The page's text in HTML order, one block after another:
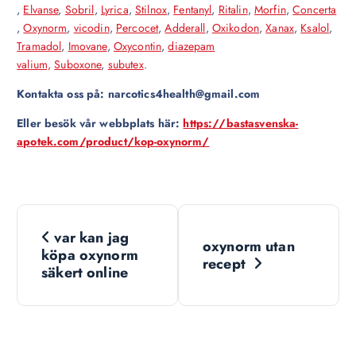
, Elvanse, Sobril, Lyrica,Stilnox, Fentanyl, Ritalin,Morfin,Concerta
,Oxynorm, vicodin, Percocet,Adderall, Oxikodon,Xanax, Ksalol,
Tramadol, Imovane, Oxycontin,diazepam
valium, Suboxone, subutex.
Kontakta oss på: narcotics4health@gmail.com
Eller besök vår webbplats här:https://bastasvenska-
apotek.com/product/kop-oxynorm/
N
v
var kan jag
köpa oxynorm
säkert online
oxynorm utan
recept